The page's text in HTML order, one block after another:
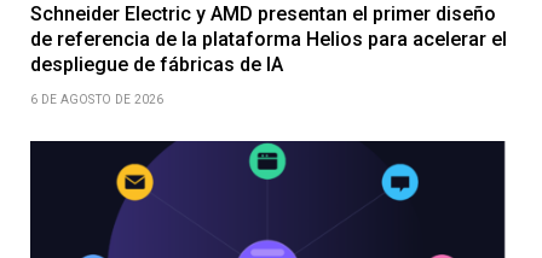
Schneider Electric y AMD presentan el primer diseño
de referencia de la plataforma Helios para acelerar el
despliegue de fábricas de IA
6 DE AGOSTO DE 2026